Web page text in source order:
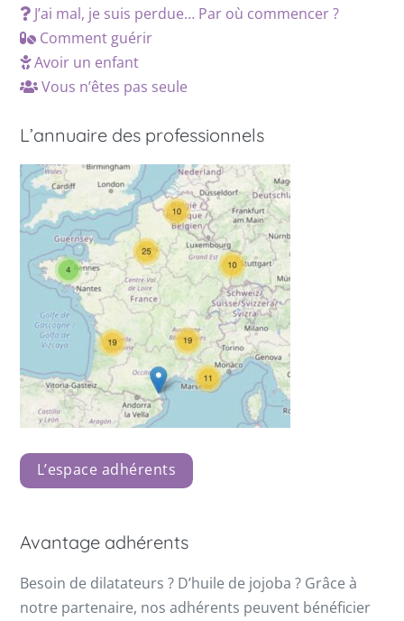
J’ai mal, je suis perdue… Par où commencer ?
Comment guérir
Avoir un enfant
Vous n’êtes pas seule
L’annuaire des professionnels
L’espace adhérents
Avantage adhérents
Besoin de dilatateurs ? D’huile de jojoba ? Grâce à
notre partenaire, nos adhérents peuvent bénéficier